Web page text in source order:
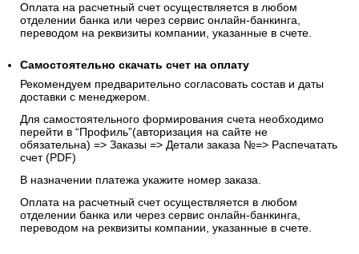
Оплата на расчетный счет осуществляется в любом
отделении банка или через сервис онлайн-банкинга,
переводом на реквизиты компании, указанные в счете.
Самостоятельно скачать счет на оплату
Рекомендуем предварительно согласовать состав и даты
доставки с менеджером.
Для самостоятельного формирования счета необходимо
перейти в “Профиль”(авторизация на сайте не
обязательна) => Заказы => Детали заказа №=> Распечатать
счет (PDF)
В назначении платежа укажите номер заказа.
Оплата на расчетный счет осуществляется в любом
отделении банка или через сервис онлайн-банкинга,
переводом на реквизиты компании, указанные в счете.